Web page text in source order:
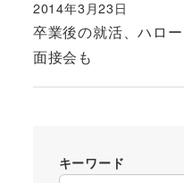
卒業後の就活、ハロ
面接会も
投稿日
2014年3月23日
キーワード